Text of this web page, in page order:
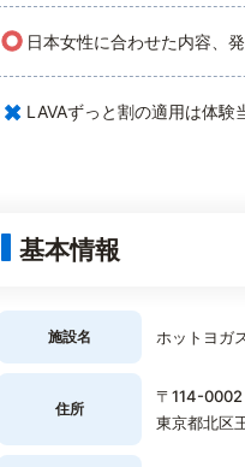
○ 日本女性に合わせた内容、
× LAVAずっと割の適用は体験
基本情報
施設名 ホットヨガ
住所
〒114-0002
東京都北区